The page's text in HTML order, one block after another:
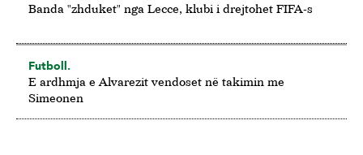
Banda "zhduket" nga Lecce, klubi i drejtohet FIFA-s
Futboll.
E ardhmja e Alvarezit vendoset në takimin me
Simeonen